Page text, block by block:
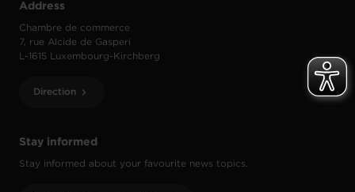
Stay informed
Stay informed about your favourite news topics.
Address
Chambre de commerce
7, rue Alcide de Gasperi
L-1615 Luxembourg-Kirchberg
Direction